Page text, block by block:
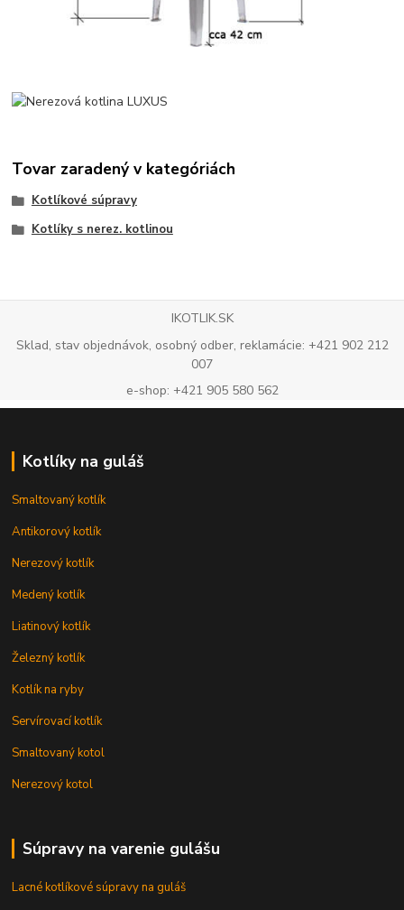
Tovar zaradený v kategóriách
Kotlíkové súpravy
Kotlíky s nerez. kotlinou
IKOTLIK.SK
Sklad, stav objednávok, osobný odber, reklamácie: +421 902 212
007
e-shop: +421 905 580 562
Kotlíky na guláš
Smaltovaný kotlík
Antikorový kotlík
Nerezový kotlík
Medený kotlík
Liatinový kotlík
Železný kotlík
Kotlík na ryby
Servírovací kotlík
Smaltovaný kotol
Nerezový kotol
Súpravy na varenie gulášu
Lacné kotlíkové súpravy na guláš